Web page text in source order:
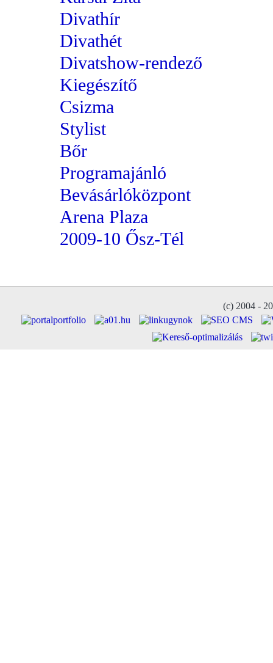
Divathír
Divathét
Divatshow-rendező
Kiegészítő
Csizma
Stylist
Bőr
Programajánló
Bevásárlóközpont
Arena Plaza
2009-10 Ősz-Tél
(c) 2004 -